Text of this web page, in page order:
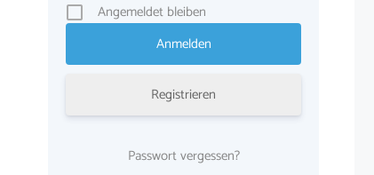
Angemeldet bleiben
Registrieren
Passwort vergessen?